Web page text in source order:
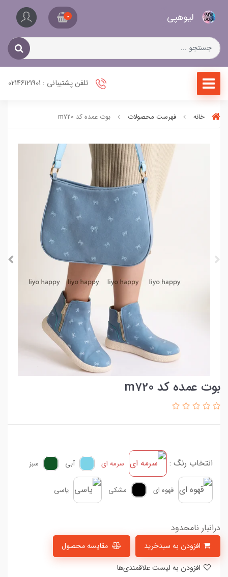
لیو‌هپی 0
تلفن پشتیبانی : 02146121901
خانه فهرست محصولات بوت عمده کد m720
بوت عمده کد m720
انتخاب رنگ : سرمه ای آبی سبز
قهوه ای مشکی یاسی
درانبار نامحدود
مقایسه محصول